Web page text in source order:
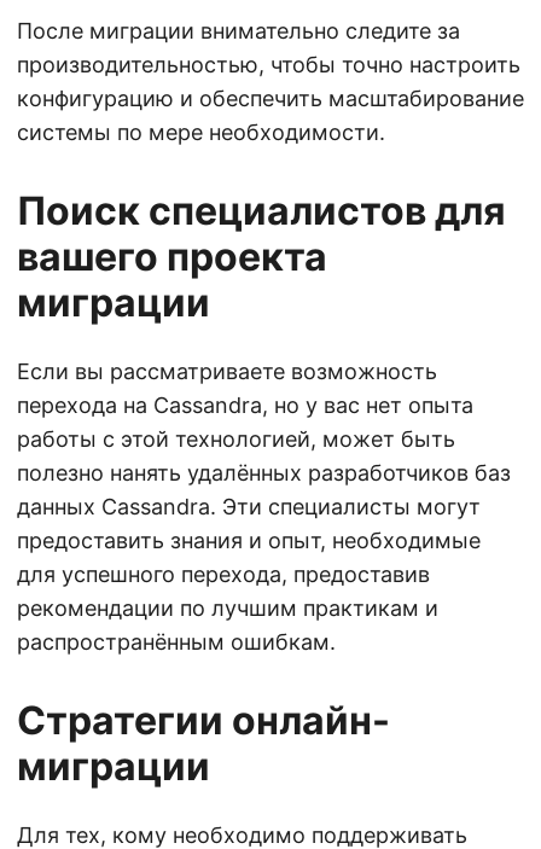
После миграции внимательно следите за
производительностью, чтобы точно настроить
конфигурацию и обеспечить масштабирование
системы по мере необходимости.
Поиск специалистов для
вашего проекта
миграции
Если вы рассматриваете возможность
перехода на Cassandra, но у вас нет опыта
работы с этой технологией, может быть
полезно нанять удалённых разработчиков баз
данных Cassandra. Эти специалисты могут
предоставить знания и опыт, необходимые
для успешного перехода, предоставив
рекомендации по лучшим практикам и
распространённым ошибкам.
Стратегии онлайн-
миграции
Для тех, кому необходимо поддерживать